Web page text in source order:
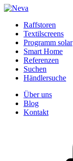
Raffstoren
Textilscreens
Programm solar
Smart Home
Referenzen
Suchen
Händlersuche
Über uns
Blog
Kontakt